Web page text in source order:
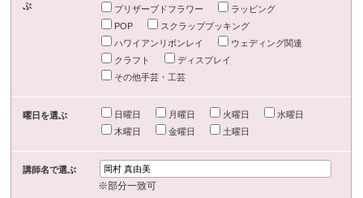
ぶ
プリザーブドフラワー
ラッピング
POP
スクラップブッキング
ハワイアンリボンレイ
ウェディング関連
クラフト
ディスプレイ
その他手芸・工芸
曜日を選ぶ 日曜日 月曜日 火曜日
水曜日
木曜日
金曜日 土曜日
講師名で選ぶ
※部分一致可